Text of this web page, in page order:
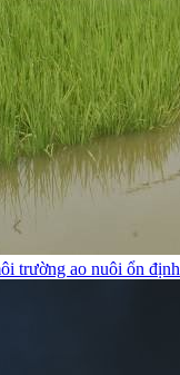
trường ao nuôi ổn định